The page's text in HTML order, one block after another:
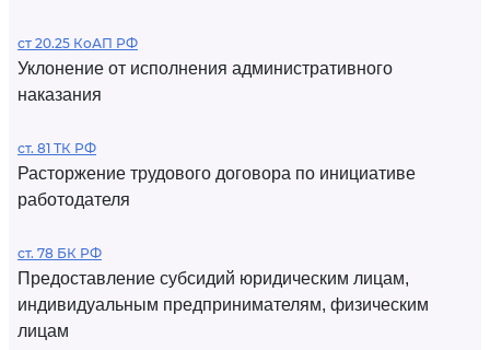
ст 20.25 КоАП РФ
Уклонение от исполнения административного
наказания
ст. 81 ТК РФ
Расторжение трудового договора по инициативе
работодателя
ст. 78 БК РФ
Предоставление субсидий юридическим лицам,
индивидуальным предпринимателям, физическим
лицам